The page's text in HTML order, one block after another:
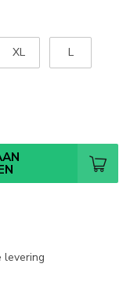
XL L
levering